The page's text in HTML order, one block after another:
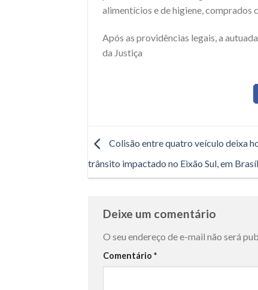
alimentícios e de higiene, comprados
Após as providências legais, a
da Justiça
Colisão entre quatro veículo deixa
trânsito impactado no Eixão Sul, em
Deixe um comentário
O seu endereço de e-mail não será
Comentário *